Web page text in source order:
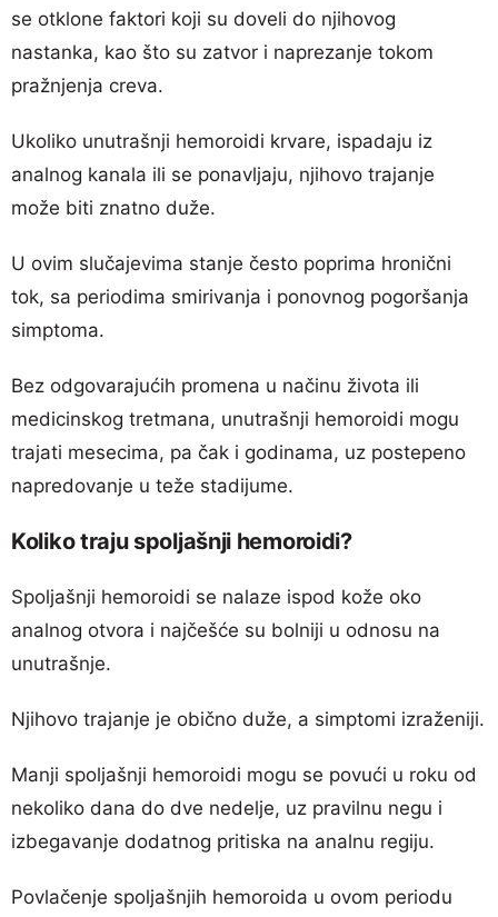
se otklone faktori koji su doveli do njihovog
nastanka, kao što su zatvor i naprezanje tokom
pražnjenja creva.
Ukoliko unutrašnji hemoroidi krvare, ispadaju iz
analnog kanala ili se ponavljaju, njihovo trajanje
može biti znatno duže.
U ovim slučajevima stanje često poprima hronični
tok, sa periodima smirivanja i ponovnog pogoršanja
simptoma.
Bez odgovarajućih promena u načinu života ili
medicinskog tretmana, unutrašnji hemoroidi mogu
trajati mesecima, pa čak i godinama, uz postepeno
napredovanje u teže stadijume.
Koliko traju spoljašnji hemoroidi?
Spoljašnji hemoroidi se nalaze ispod kože oko
analnog otvora i najčešće su bolniji u odnosu na
unutrašnje.
Njihovo trajanje je obično duže, a simptomi izraženiji.
Manji spoljašnji hemoroidi mogu se povući u roku od
nekoliko dana do dve nedelje, uz pravilnu negu i
izbegavanje dodatnog pritiska na analnu regiju.
Povlačenje spoljašnjih hemoroida u ovom periodu